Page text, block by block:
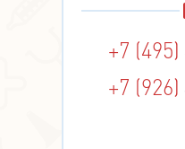
+7 (495)
+7 (926)